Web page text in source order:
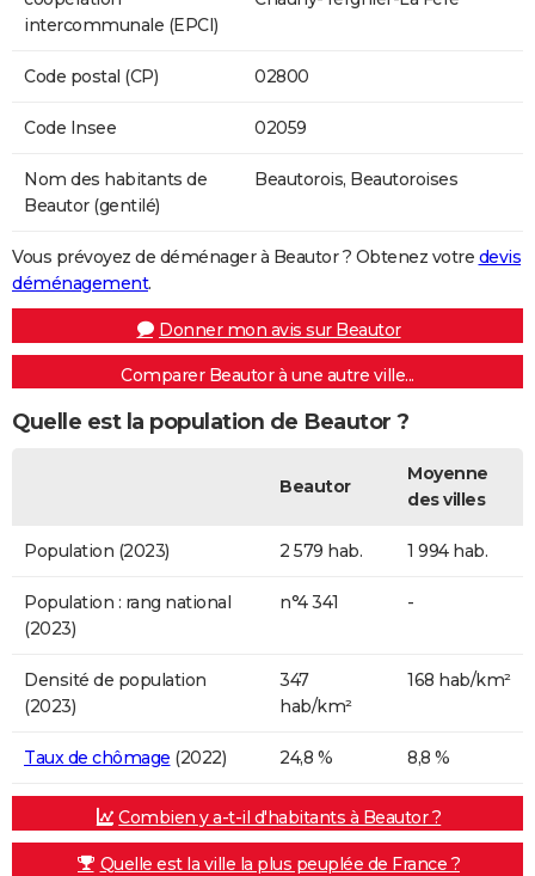
intercommunale (EPCI)
Code postal (CP) 02800
Code Insee 02059
Nom des habitants de
Beautor (gentilé)
Beautorois, Beautoroises
Vous prévoyez de déménager à Beautor ? Obtenez votre devis
déménagement.
Donner mon avis sur Beautor
Comparer Beautor à une autre ville...
Quelle est la population de Beautor ?
Beautor
Moyenne
des villes
Population (2023) 2 579 hab. 1 994 hab.
Population : rang national
(2023)
n°4 341 -
Densité de population
(2023)
347
hab/km²
168 hab/km²
Taux de chômage (2022) 24,8 % 8,8 %
Combien y a-t-il d'habitants à Beautor ?
Quelle est la ville la plus peuplée de France ?